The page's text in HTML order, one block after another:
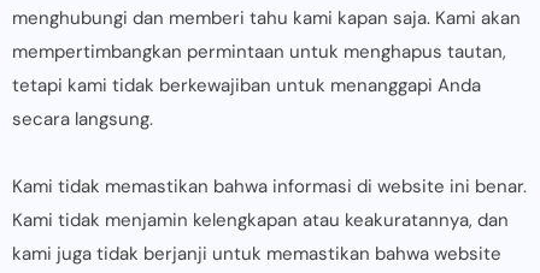
menghubungi dan memberi tahu kami kapan saja. Kami akan
mempertimbangkan permintaan untuk menghapus tautan,
tetapi kami tidak berkewajiban untuk menanggapi Anda
secara langsung.
Kami tidak memastikan bahwa informasi di website ini benar.
Kami tidak menjamin kelengkapan atau keakuratannya, dan
kami juga tidak berjanji untuk memastikan bahwa website